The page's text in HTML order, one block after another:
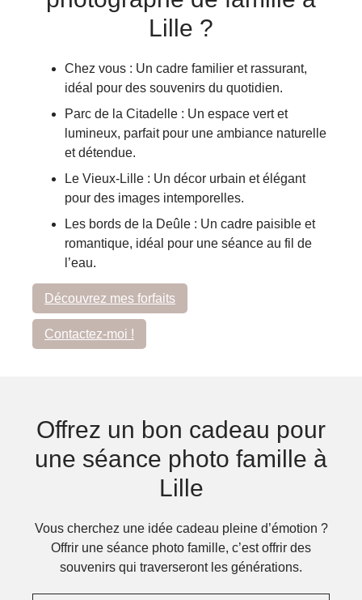
Lille ?
Chez vous : Un cadre familier et rassurant,
idéal pour des souvenirs du quotidien.
Parc de la Citadelle : Un espace vert et
lumineux, parfait pour une ambiance naturelle
et détendue.
Le Vieux-Lille : Un décor urbain et élégant
pour des images intemporelles.
Les bords de la Deûle : Un cadre paisible et
romantique, idéal pour une séance au fil de
l’eau.
Découvrez mes forfaits
Contactez-moi !
Offrez un bon cadeau pour
une séance photo famille à
Lille
Vous cherchez une idée cadeau pleine d’émotion ?
Offrir une séance photo famille, c’est offrir des
souvenirs qui traverseront les générations.